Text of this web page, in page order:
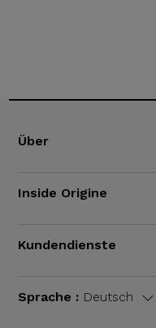
Über
Inside Origine
Kundendienste
Sprache : Deutsch